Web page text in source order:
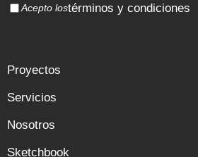
Acepto lostérminos y condiciones
Proyectos
Servicios
Nosotros
Sketchbook